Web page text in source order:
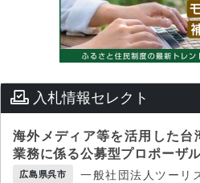
入札情報セレクト
海外メディア等を活用した台
業務に係る公募型プロポーザ
広島県呉市
一般社団法人ツーリ